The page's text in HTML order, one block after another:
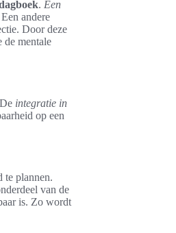
. Een
andere
Door deze
de mentale
integratie in
op een
te plannen.
van de
is. Zo wordt